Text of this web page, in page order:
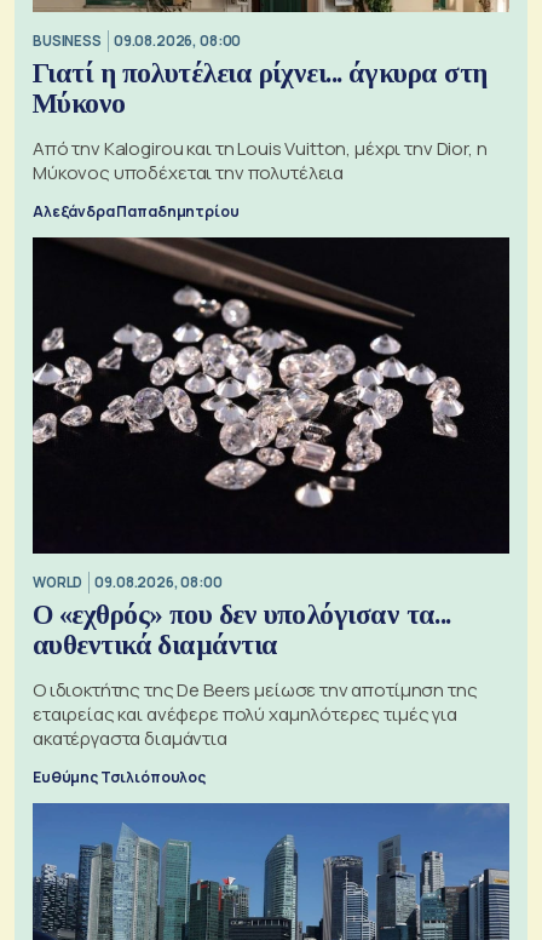
BUSINESS 09.08.2026, 08:00
Γιατί η πολυτέλεια ρίχνει... άγκυρα στη
Μύκονο
Από την Kalogirou και τη Louis Vuitton, μέχρι την Dior, η
Μύκονος υποδέχεται την πολυτέλεια
Αλεξάνδρα Παπαδημητρίου
WORLD 09.08.2026, 08:00
Ο «εχθρός» που δεν υπολόγισαν τα...
αυθεντικά διαμάντια
Ο ιδιοκτήτης της De Beers μείωσε την αποτίμηση της
εταιρείας και ανέφερε πολύ χαμηλότερες τιμές για
ακατέργαστα διαμάντια
Ευθύμης Τσιλιόπουλος